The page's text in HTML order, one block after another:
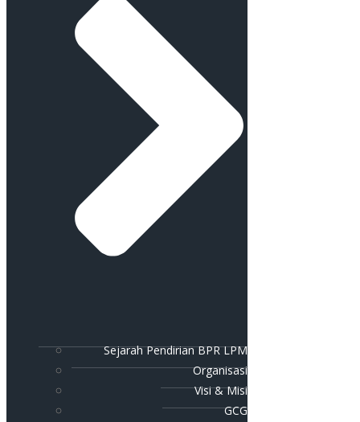
Sejarah Pendirian BPR LPM
Organisasi
Visi & Misi
GCG